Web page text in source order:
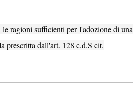
le ragioni sufficienti per l'adozione di una
prescritta dall'art. 128 c.d.S cit.